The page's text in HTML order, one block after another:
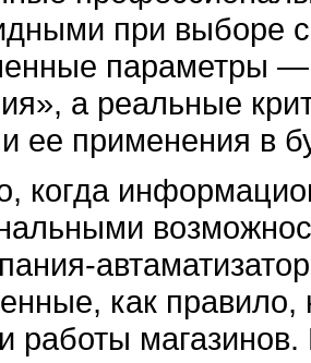
при выборе
параметры
а реальные
ее применения в
когда
автаматизатор
как
работы